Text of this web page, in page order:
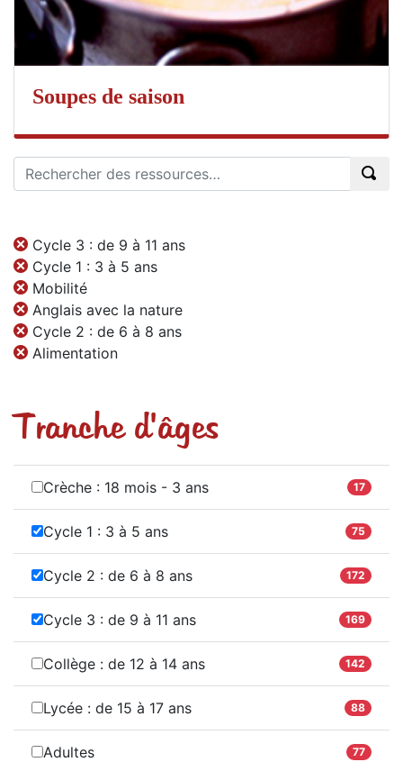
Soupes de saison
Cycle 3 : de 9 à 11 ans
Cycle 1 : 3 à 5 ans
Mobilité
Anglais avec la nature
Cycle 2 : de 6 à 8 ans
Alimentation
Tranche d'âges
Crèche : 18 mois - 3 ans 17
Cycle 1 : 3 à 5 ans 75
Cycle 2 : de 6 à 8 ans 172
Cycle 3 : de 9 à 11 ans 169
Collège : de 12 à 14 ans 142
Lycée : de 15 à 17 ans 88
Adultes 77